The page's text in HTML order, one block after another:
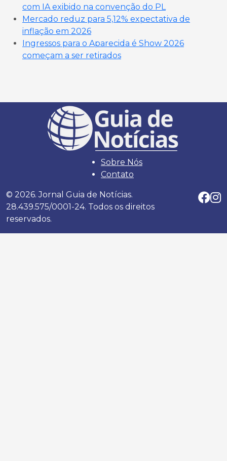
com IA exibido na convenção do PL
Mercado reduz para 5,12% expectativa de
inflação em 2026
Ingressos para o Aparecida é Show 2026
começam a ser retirados
Sobre Nós
Contato
© 2026. Jornal Guia de Notícias.
28.439.575/0001-24. Todos os direitos
reservados.